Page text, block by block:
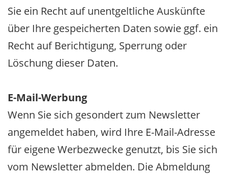
Sie ein Recht auf unentgeltliche Auskünfte
über Ihre gespeicherten Daten sowie ggf. ein
Recht auf Berichtigung, Sperrung oder
Löschung dieser Daten.
E-Mail-Werbung
Wenn Sie sich gesondert zum Newsletter
angemeldet haben, wird Ihre E-Mail-Adresse
für eigene Werbezwecke genutzt, bis Sie sich
vom Newsletter abmelden. Die Abmeldung